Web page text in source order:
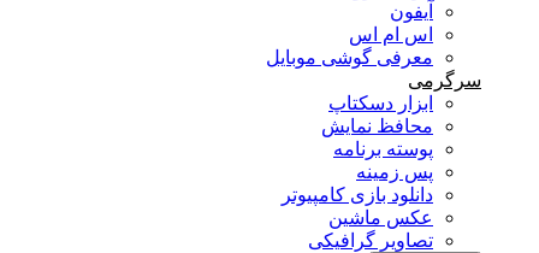
آیفون
اس ام اس
معرفی گوشی موبایل
سرگرمی
ابزار دسکتاپ
محافظ نمایش
پوسته برنامه
پس زمینه
دانلود بازی کامپیوتر
عکس ماشین
تصاویر گرافیکی